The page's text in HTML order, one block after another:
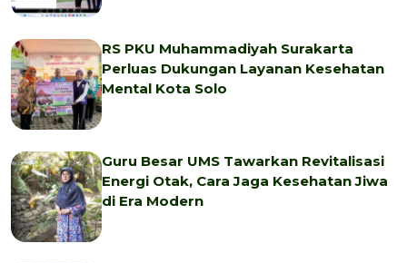
RS PKU Muhammadiyah Surakarta
Perluas Dukungan Layanan Kesehatan
Mental Kota Solo
Guru Besar UMS Tawarkan Revitalisasi
Energi Otak, Cara Jaga Kesehatan Jiwa
di Era Modern